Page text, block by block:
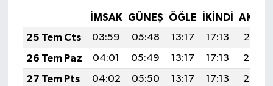
İMSAK GÜNEŞ ÖĞLE İKINDI
25 Tem Cts
03:59 05:48 13:17 17:13
20:37
26 Tem Paz
04:01 05:49 13:17 17:13
20:36
27 Tem Pts
04:02 05:50 13:17 17:13
20:35
Güreş
Halter